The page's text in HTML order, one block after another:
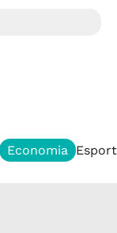
Economia